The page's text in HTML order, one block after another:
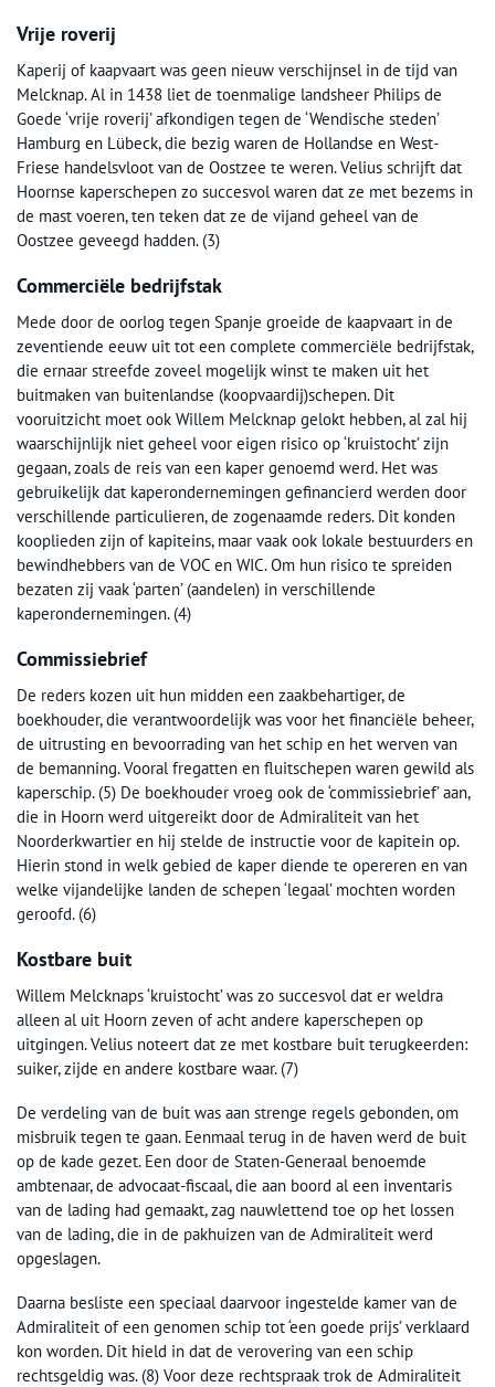
Vrije roverij
Kaperij of kaapvaart was geen nieuw verschijnsel in de tijd van
Melcknap. Al in 1438 liet de toenmalige landsheer Philips de
Goede ‘vrije roverij’ afkondigen tegen de ‘Wendische steden’
Hamburg en Lübeck, die bezig waren de Hollandse en West-
Friese handelsvloot van de Oostzee te weren. Velius schrijft dat
Hoornse kaperschepen zo succesvol waren dat ze met bezems in
de mast voeren, ten teken dat ze de vijand geheel van de
Oostzee geveegd hadden. (3)
Commerciële bedrijfstak
Mede door de oorlog tegen Spanje groeide de kaapvaart in de
zeventiende eeuw uit tot een complete commerciële bedrijfstak,
die ernaar streefde zoveel mogelijk winst te maken uit het
buitmaken van buitenlandse (koopvaardij)schepen. Dit
vooruitzicht moet ook Willem Melcknap gelokt hebben, al zal hij
waarschijnlijk niet geheel voor eigen risico op ‘kruistocht’ zijn
gegaan, zoals de reis van een kaper genoemd werd. Het was
gebruikelijk dat kaperondernemingen gefinancierd werden door
verschillende particulieren, de zogenaamde reders. Dit konden
kooplieden zijn of kapiteins, maar vaak ook lokale bestuurders en
bewindhebbers van de VOC en WIC. Om hun risico te spreiden
bezaten zij vaak ‘parten’ (aandelen) in verschillende
kaperondernemingen. (4)
Commissiebrief
De reders kozen uit hun midden een zaakbehartiger, de
boekhouder, die verantwoordelijk was voor het financiële beheer,
de uitrusting en bevoorrading van het schip en het werven van
de bemanning. Vooral fregatten en fluitschepen waren gewild als
kaperschip. (5) De boekhouder vroeg ook de ‘commissiebrief’ aan,
die in Hoorn werd uitgereikt door de Admiraliteit van het
Noorderkwartier en hij stelde de instructie voor de kapitein op.
Hierin stond in welk gebied de kaper diende te opereren en van
welke vijandelijke landen de schepen ‘legaal’ mochten worden
geroofd. (6)
Kostbare buit
Willem Melcknaps ‘kruistocht’ was zo succesvol dat er weldra
alleen al uit Hoorn zeven of acht andere kaperschepen op
uitgingen. Velius noteert dat ze met kostbare buit terugkeerden:
suiker, zijde en andere kostbare waar. (7)
De verdeling van de buit was aan strenge regels gebonden, om
misbruik tegen te gaan. Eenmaal terug in de haven werd de buit
op de kade gezet. Een door de Staten-Generaal benoemde
ambtenaar, de advocaat-fiscaal, die aan boord al een inventaris
van de lading had gemaakt, zag nauwlettend toe op het lossen
van de lading, die in de pakhuizen van de Admiraliteit werd
opgeslagen.
Daarna besliste een speciaal daarvoor ingestelde kamer van de
Admiraliteit of een genomen schip tot ‘een goede prijs’ verklaard
kon worden. Dit hield in dat de verovering van een schip
rechtsgeldig was. (8) Voor deze rechtspraak trok de Admiraliteit